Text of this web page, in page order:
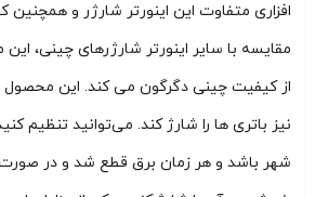
افزاری متفاوت این اینورتر شارژر و
مقایسه با سایر اینورتر شارژرهای چینی،
از کیفیت چینی دگرگون می کند. این محصول
نیز باتری ها را شارژ کند. می‌توانید تنظیم
شهر باشد و هر زمان برق قطع شد و در